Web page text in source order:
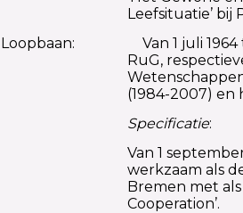
Leefsituatie’ bij
Loopbaan: Van 1 juli 1964 tot
RuG,
(1984-2007) en
Specificatie:
Van 1
werkzaam als
Bremen met
Cooperation’.